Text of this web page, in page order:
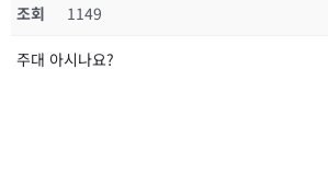
조회
1149
주대 아시나요?